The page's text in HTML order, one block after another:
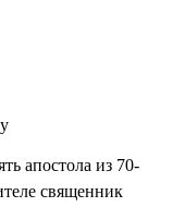
апостола из 70-
священник